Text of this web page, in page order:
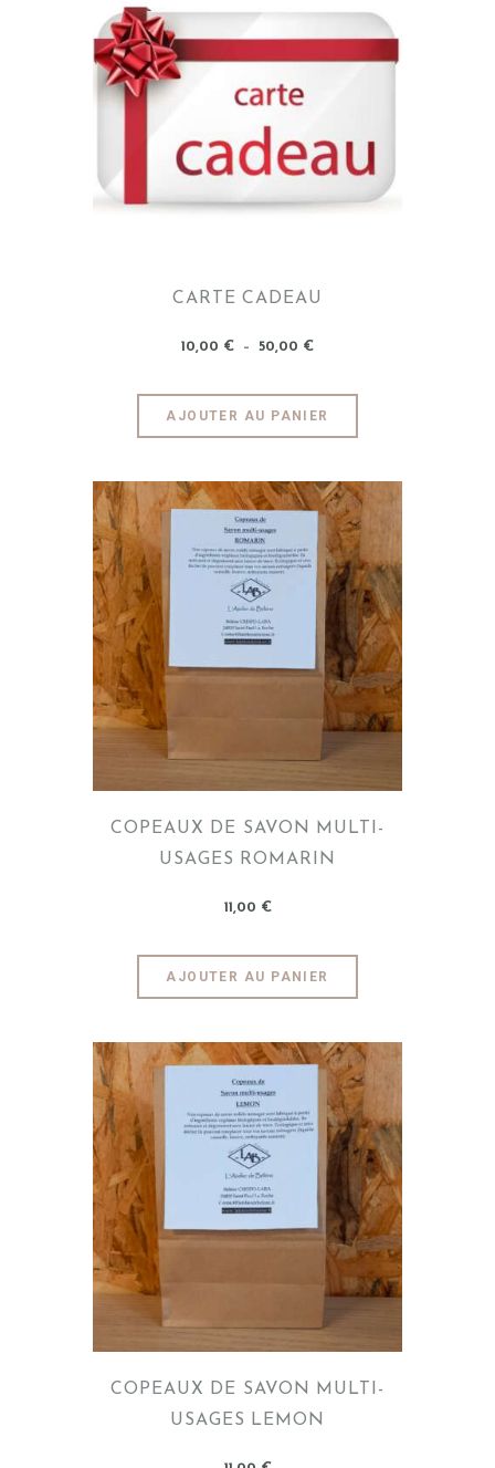
CARTE CADEAU
10,00 € – 50,00 €
AJOUTER AU PANIER
COPEAUX DE SAVON MULTI-
USAGES ROMARIN
11 ,00 €
AJOUTER AU PANIER
COPEAUX DE SAVON MULTI-
USAGES LEMON